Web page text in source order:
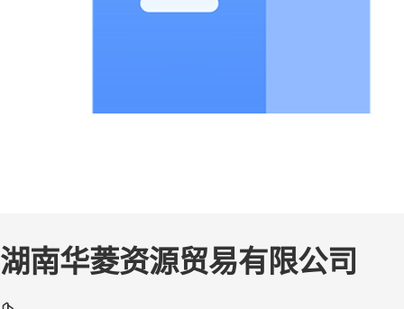
湖南华菱资源贸易有限公司